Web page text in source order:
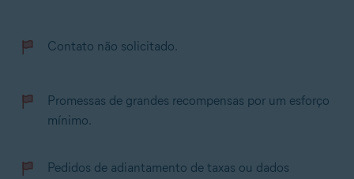
Contato não solicitado.
Promessas de grandes recompensas por um esforço
mínimo.
Pedidos de adiantamento de taxas ou dados